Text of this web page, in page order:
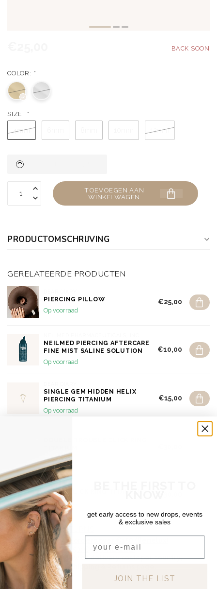
COLOR: *
SIZE: *
4mm 12mm
TOEVOEGEN AAN
WINKELWAGEN
PRODUCTOMSCHRIJVING
GERELATEERDE PRODUCTEN
PIERCING PILLOW
Op voorraad
€25,00
NEILMED PIERCING AFTERCARE
FINE MIST SALINE SOLUTION
Op voorraad
€10,00
SINGLE GEM HIDDEN HELIX
PIERCING TITANIUM
Op voorraad
€15,00
Op voorraad
DEAR DIARY
TWIST CLICK RING TITANIUM
Op voorraad
SHIPPING & RETURNS
Free shipping on orders over €150 (Benelux)
Orders under €150: €5.95 (NL & BE)
For a full overview of delivery costs per country,
please visit our
Shipping & Returns page.
get early access to new drops, events
& exclusive sales
JOIN THE LIST